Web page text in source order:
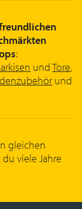
:
undTore,
und
gleichen
viele Jahre